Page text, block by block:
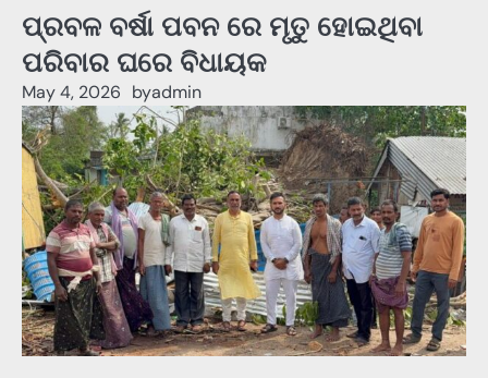
ପ୍ରବଳ ବର୍ଷା ପବନ ରେ ମୃତୁ ହୋଇଥିବା
ପରିବାର ଘରେ ବିଧାୟକ
May 4, 2026 byadmin